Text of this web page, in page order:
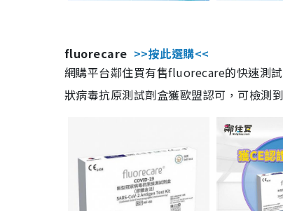
fluorecare >>按此選購<<
網購平台鄰住買有售fluorecare的快速測
狀病毒抗原測試劑盒獲歐盟認可，可檢測